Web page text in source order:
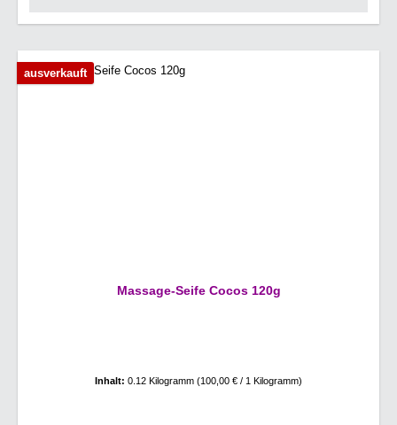
ausverkauft
Massage-Seife Cocos 120g
Inhalt: 0.12 Kilogramm (100,00 € / 1 Kilogramm)